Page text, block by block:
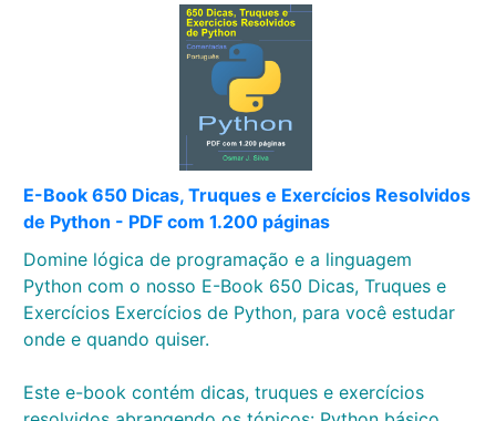
E-Book 650 Dicas, Truques e Exercícios Resolvidos
de Python - PDF com 1.200 páginas
Domine lógica de programação e a linguagem
Python com o nosso E-Book 650 Dicas, Truques e
Exercícios Exercícios de Python, para você estudar
onde e quando quiser.
Este e-book contém dicas, truques e exercícios